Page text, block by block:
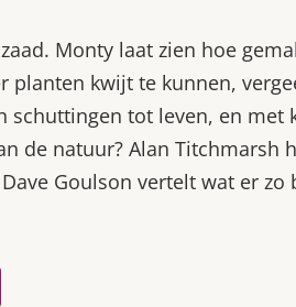
Monty laat zien hoe
planten kwijt te kunnen,
schuttingen tot leven, en met
de natuur? Alan Titchmarsh
Goulson vertelt wat er zo